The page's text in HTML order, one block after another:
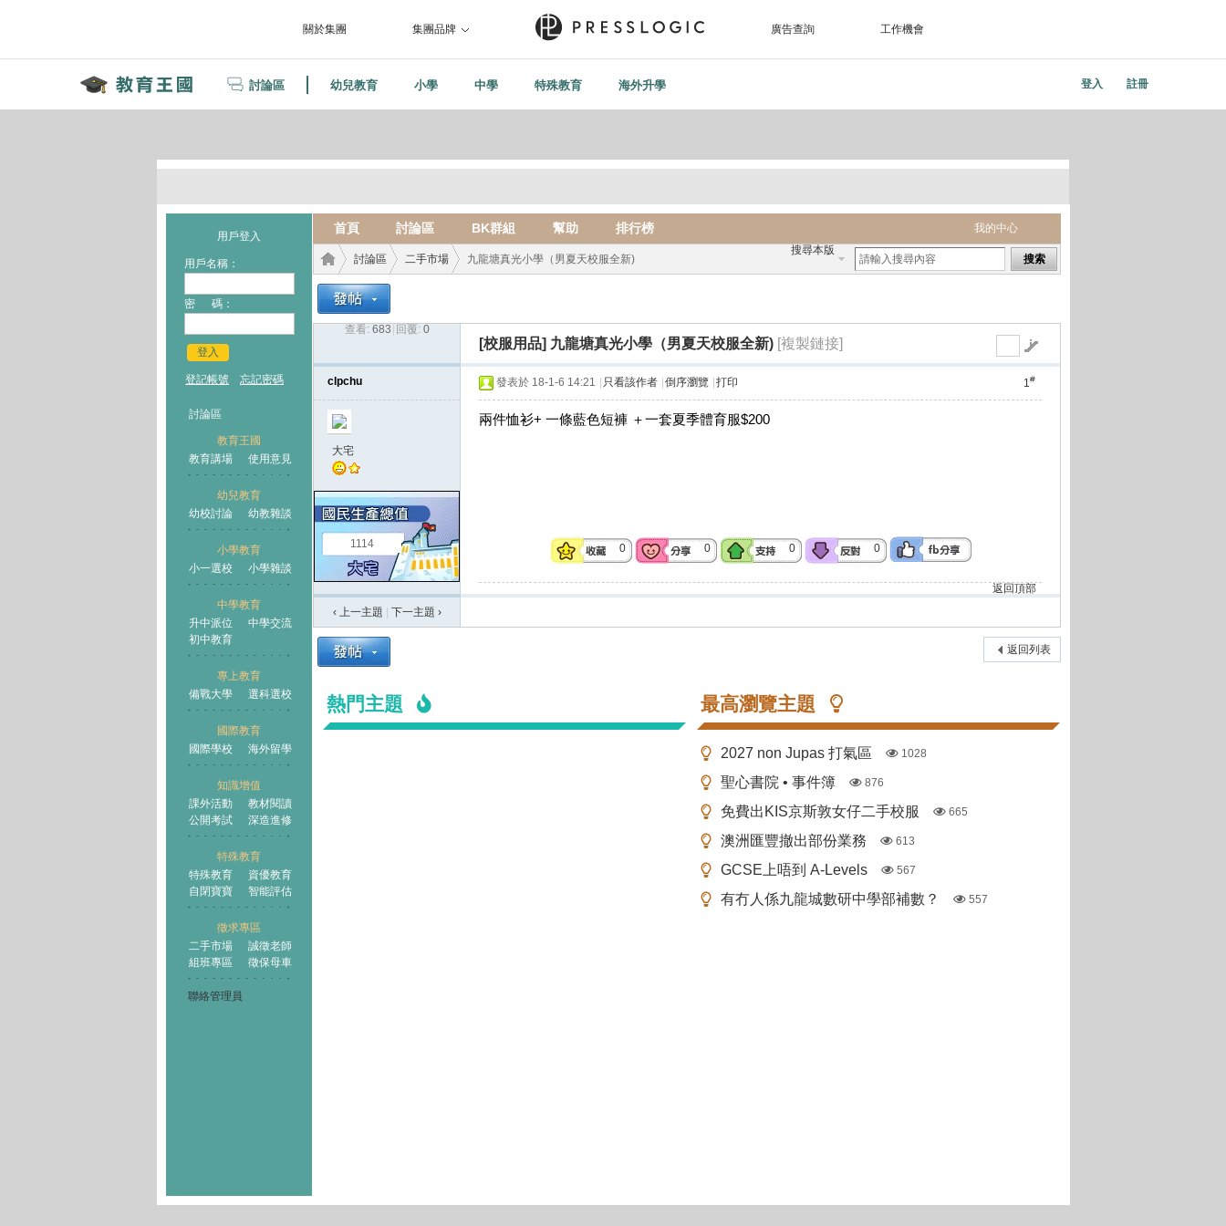
關於集團 集團品牌 廣告查詢 工作機會
討論區 幼兒教育 小學 中學 特殊教育 海外升學 登入 註冊
用戶登入
用戶名稱：
密 碼：
登入
登記帳號 忘記密碼
討論區
教育王國
教育講場
使用意見
幼兒教育
幼校討論
幼教雜談
小學教育
小一選校
小學雜談
中學教育
升中派位
中學交流
初中教育
專上教育
備戰大學
選科選校
國際教育
國際學校
海外留學
知識增值
課外活動
教材閱讀
公開考試
深造進修
特殊教育
特殊教育
資優教育
自閉寶寶
智能評估
徵求專區
二手市場
誠徵老師
組班專區
徵保母車
聯絡管理員
我的中心
首頁 討論區 BK群組 幫助 排行榜
搜尋本版
搜索
王國
討論區
›
二手市場 九龍塘真光小學（男夏天校服全新)
查看: 683 回覆: 0
[校服用品] 九龍塘真光小學（男夏天校服全新) [複製鏈接]
clpchu
大宅
1114
1#
發表於 18-1-6 14:21 只看該作者 倒序瀏覽 打印
兩件恤衫+ 一條藍色短褲 ＋一套夏季體育服$200
0 0 0 0
返回頂部
‹ 上一主題
下一主題 ›
返回列表
熱門主題 最高瀏覽主題
2027 non Jupas 打氣區 1028
聖心書院 • 事件簿 876
免費出KIS京斯敦女仔二手校服 665
澳洲匯豐撤出部份業務 613
GCSE上唔到 A-Levels 567
有冇人係九龍城數研中學部補數？ 557